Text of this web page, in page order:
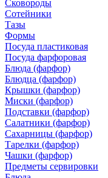
Сковороды
Сотейники
Тазы
Формы
Посуда пластиковая
Посуда фарфоровая
Блюда (фарфор)
Блюдца (фарфор)
Крышки (фарфор)
Миски (фарфор)
Подставки (фарфор)
Салатники (фарфор)
Сахарницы (фарфор)
Тарелки (фарфор)
Чашки (фарфор)
Предметы сервировки